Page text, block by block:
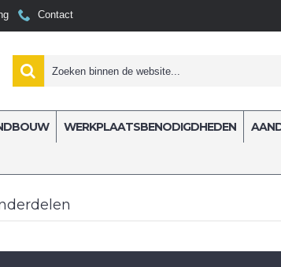
Contact
WERKPLAATSBENODIGDHEDEN